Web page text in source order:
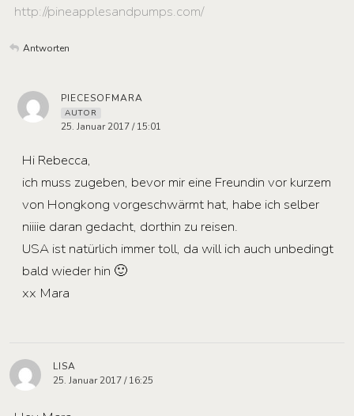
http://pineapplesandpumps.com/
Antworten
PIECESOFMARA
AUTOR
25. Januar 2017 / 15:01
Hi Rebecca,
ich muss zugeben, bevor mir eine Freundin vor kurzem
von Hongkong vorgeschwärmt hat, habe ich selber
niiiie daran gedacht, dorthin zu reisen.
USA ist natürlich immer toll, da will ich auch unbedingt
bald wieder hin 🙂
xx Mara
LISA
25. Januar 2017 / 16:25